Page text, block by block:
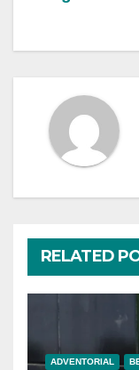
RELATED
ADVENTORIAL